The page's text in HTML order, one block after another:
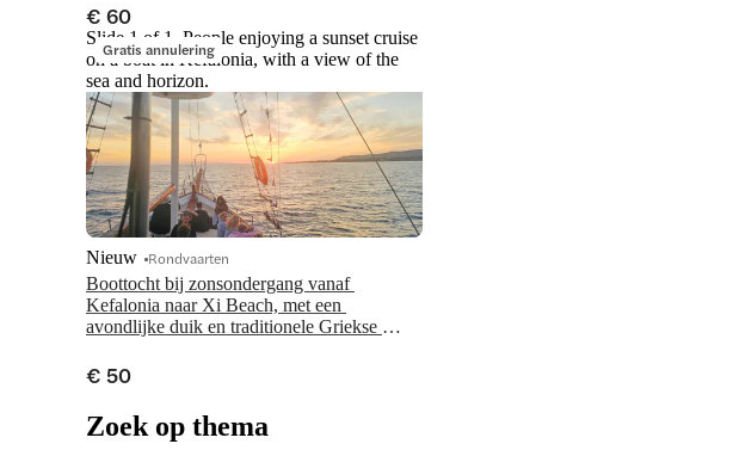
€ 60
Gratis annulering
Slide 1 of 1, People enjoying a sunset cruise
on a boat in Kefalonia, with a view of the
sea and horizon.
Boottocht bij zonsondergang vanaf
Kefalonia naar Xi Beach, met een
avondlijke duik en traditionele Griekse
Nieuw Rondvaarten
€ 50
Zoek op thema